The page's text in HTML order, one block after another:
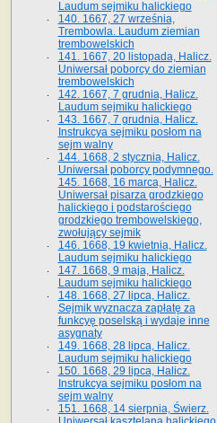
Laudum sejmiku halickiego
140. 1667, 27 września,
Trembowla. Laudum ziemian
trembowelskich
141. 1667, 20 listopada, Halicz.
Uniwersał poborcy do ziemian
trembowelskich
142. 1667, 7 grudnia, Halicz.
Laudum sejmiku halickiego
143. 1667, 7 grudnia, Halicz.
Instrukcya sejmiku posłom na
sejm walny
144. 1668, 2 stycznia, Halicz.
Uniwersał poborcy podymnego.
145. 1668, 16 marca, Halicz.
Uniwersał pisarza grodzkiego
halickiego i podstarościego
grodzkiego trembowelskiego,
zwołujący sejmik
146. 1668, 19 kwietnia, Halicz.
Laudum sejmiku halickiego
147. 1668, 9 maja, Halicz.
Laudum sejmiku halickiego
148. 1668, 27 lipca, Halicz.
Sejmik wyznacza zapłatę za
funkcyę poselską i wydaje inne
asygnaty
149. 1668, 28 lipca, Halicz.
Laudum sejmiku halickiego
150. 1668, 29 lipca, Halicz.
Instrukcya sejmiku posłom na
sejm walny
151. 1668, 14 sierpnia, Świerz.